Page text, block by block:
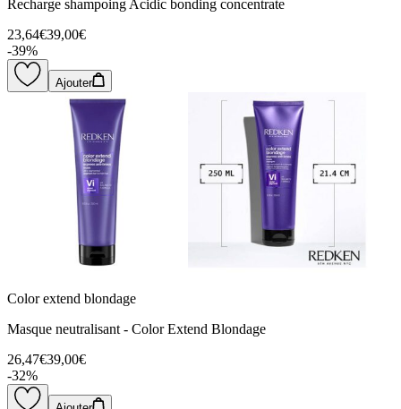
Recharge shampoing Acidic bonding concentrate
23,64€39,00€
-39%
Ajouter
Color extend blondage
Masque neutralisant - Color Extend Blondage
26,47€39,00€
-32%